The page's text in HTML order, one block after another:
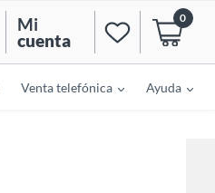
Mi
cuenta
0
Venta telefónica Ayuda